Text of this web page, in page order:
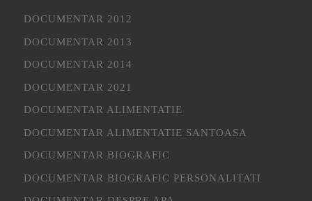
DOCUMENTAR 2012
DOCUMENTAR 2013
DOCUMENTAR 2014
DOCUMENTAR 2021
DOCUMENTAR ALIMENTATIE
DOCUMENTAR ALIMENTATIE SANTOASA
DOCUMENTAR BIOGRAFIC
DOCUMENTAR BIOGRAFIC PERSONALITATI